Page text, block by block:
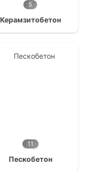
5
Керамзитобетон
11
Пескобетон